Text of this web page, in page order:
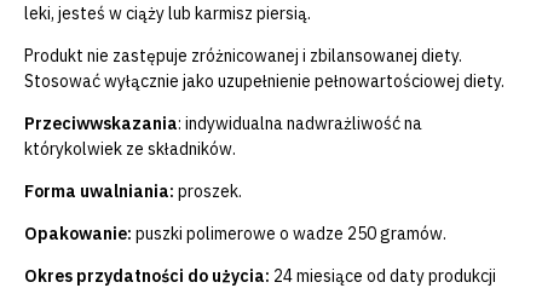
leki, jesteś w ciąży lub karmisz piersią.
Produkt nie zastępuje zróżnicowanej i zbilansowanej diety.
Stosować wyłącznie jako uzupełnienie pełnowartościowej diety.
Przeciwwskazania: indywidualna nadwrażliwość na
którykolwiek ze składników.
Forma uwalniania: proszek.
Opakowanie: puszki polimerowe o wadze 250 gramów.
Okres przydatności do użycia: 24 miesiące od daty produkcji